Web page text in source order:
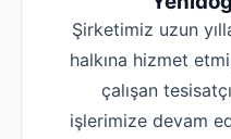
Şirketimiz uzun
halkına hizmet
çalışan
işlerimize devam